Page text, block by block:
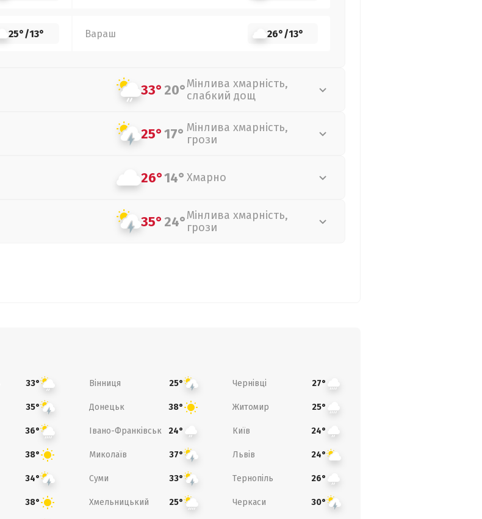
25°/13° Вараш 26°/13°
33°20°Мінлива хмарність,
слабкий дощ
25°17° Мінлива хмарність,
грози
26°14° Хмарно
35°24°Мінлива хмарність,
грози
33° Вінниця 25° Чернівці 27°
35° Донецьк 38° Житомир 25°
36° Івано-Франківськ 24° Київ 24°
38° Миколаїв 37° Львів 24°
34° Суми 33° Тернопіль 26°
38° Хмельницький 25° Черкаси 30°